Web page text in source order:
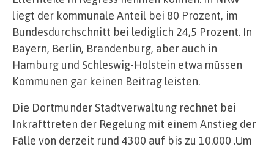
liegt der kommunale Anteil bei 80 Prozent, im
Bundesdurchschnitt bei lediglich 24,5 Prozent. In
Bayern, Berlin, Brandenburg, aber auch in
Hamburg und Schleswig-Holstein etwa müssen
Kommunen gar keinen Beitrag leisten.
Die Dortmunder Stadtverwaltung rechnet bei
Inkrafttreten der Regelung mit einem Anstieg der
Fälle von derzeit rund 4300 auf bis zu 10.000 .Um